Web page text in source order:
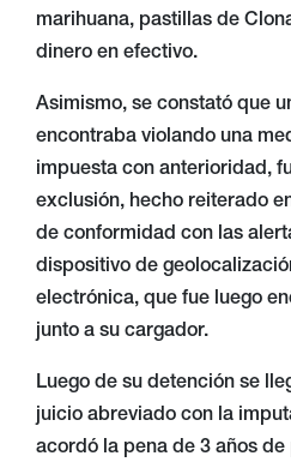
marihuana, pastillas de
dinero en efectivo.
Asimismo, se constató que
encontraba violando una
impuesta con anterioridad,
exclusión, hecho reiterado
de conformidad con las
dispositivo de
electrónica, que fue luego
junto a su cargador.
Luego de su detención se
juicio abreviado con la
acordó la pena de 3 años